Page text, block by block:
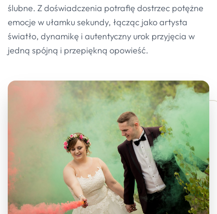
ślubne. Z doświadczenia potrafię dostrzec potężne
emocje w ułamku sekundy, łącząc jako artysta
światło, dynamikę i autentyczny urok przyjęcia w
jedną spójną i przepiękną opowieść.